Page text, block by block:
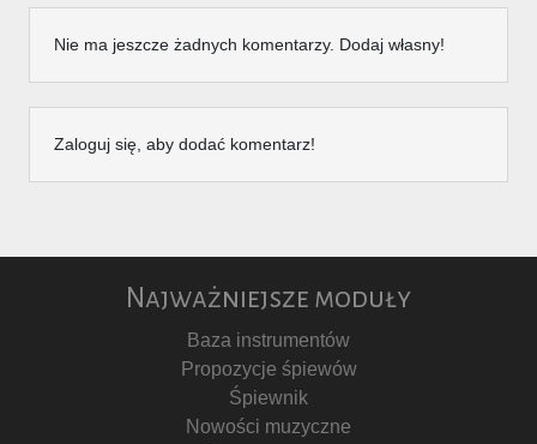
Nie ma jeszcze żadnych komentarzy. Dodaj własny!
Zaloguj się, aby dodać komentarz!
Najważniejsze moduły
Baza instrumentów
Propozycje śpiewów
Śpiewnik
Nowości muzyczne